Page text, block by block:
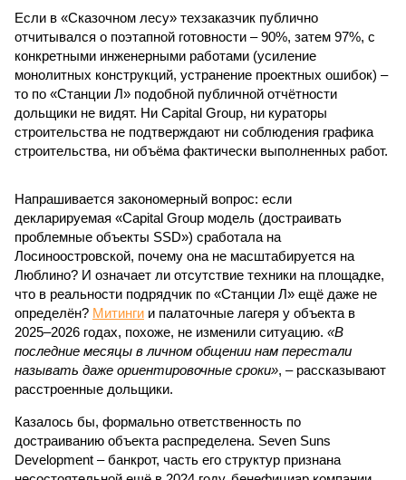
Если в «Сказочном лесу» техзаказчик публично
отчитывался о поэтапной готовности – 90%, затем 97%, с
конкретными инженерными работами (усиление
монолитных конструкций, устранение проектных ошибок) –
то по «Станции Л» подобной публичной отчётности
дольщики не видят. Ни Capital Group, ни кураторы
строительства не подтверждают ни соблюдения графика
строительства, ни объёма фактически выполненных работ.
Напрашивается закономерный вопрос: если
декларируемая «Capital Group модель (достраивать
проблемные объекты SSD») сработала на
Лосиноостровской, почему она не масштабируется на
Люблино? И означает ли отсутствие техники на площадке,
что в реальности подрядчик по «Станции Л» ещё даже не
определён? Митинги и палаточные лагеря у объекта в
2025–2026 годах, похоже, не изменили ситуацию. «В
последние месяцы в личном общении нам перестали
называть даже ориентировочные сроки», – рассказывают
расстроенные дольщики.
Казалось бы, формально ответственность по
достраиванию объекта распределена. Seven Suns
Development – банкрот, часть его структур признана